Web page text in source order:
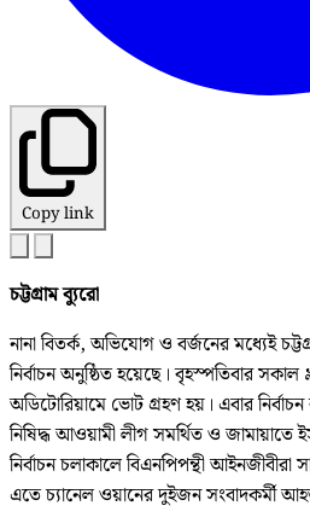
Copy link
চট্টগ্রাম ব্যুরো
নানা বিতর্ক, অভিযোগ ও বর্জনের মধ্যেই
নির্বাচন অনুষ্ঠিত হয়েছে। বৃহস্পতিবার
অডিটোরিয়ামে ভোট গ্রহণ হয়। এবার
নিষিদ্ধ আওয়ামী লীগ সমর্থিত ও জামায়াতে
নির্বাচন চলাকালে বিএনপিপন্থী আইনজীবীরা
এতে চ্যানেল ওয়ানের দুইজন সংবাদকর্মী